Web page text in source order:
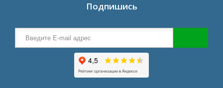
Подпишись